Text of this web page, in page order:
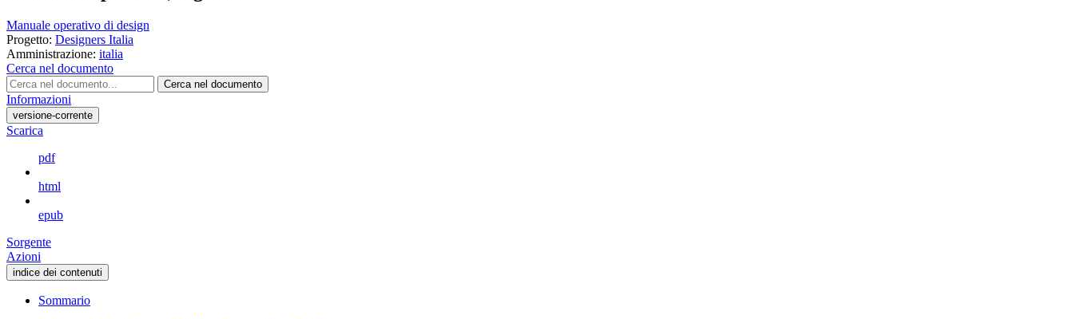
Manuale operativo di design
Progetto: Designers Italia
Amministrazione: italia
Cerca nel documento
Cerca nel documento
Informazioni
versione-corrente
Scarica
pdf
html
epub
Sorgente
Azioni
indice dei contenuti
Sommario